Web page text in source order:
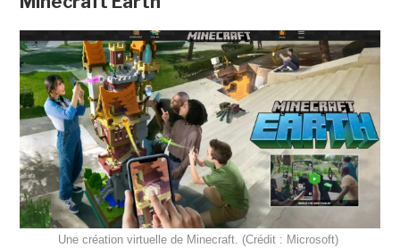
Une création virtuelle de Minecraft. (Crédit : Microsoft)